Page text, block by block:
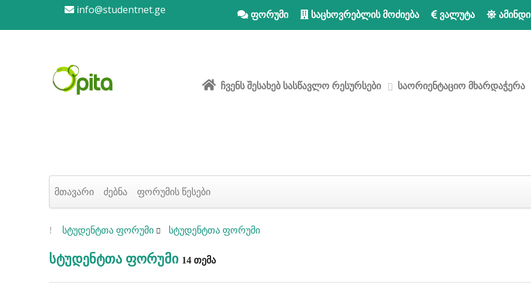
info@studentnet.ge ფორუმი საცხოვრებლის მოძიება ვალუტა ამინდი
ჩვენს შესახებ სასწავლო რესურსები საორიენტაციო მხარდაჭერა
მთავარი ძებნა ფორუმის წესები
სტუდენტთა ფორუმი სტუდენტთა ფორუმი
სტუდენტთა ფორუმი 14 თემა